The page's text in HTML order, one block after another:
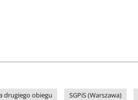
drugiego obiegu SGPiS (Warszawa)